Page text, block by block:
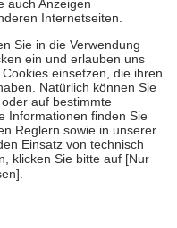
ihre eigene Gesundheit zu
Familie zu unterstützen,
18. Lebensjahr
die von der